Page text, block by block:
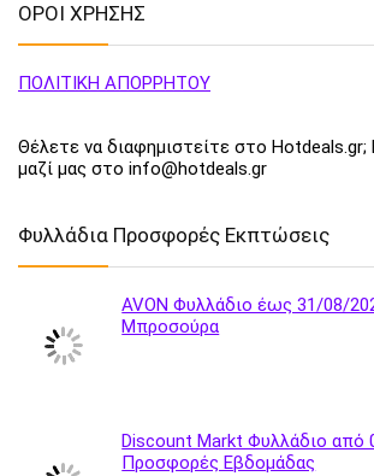
ΟΡΟΙ ΧΡΗΣΗΣ
ΠΟΛΙΤΙΚΗ ΑΠΟΡΡΗΤΟΥ
Θέλετε να διαφημιστείτε στο Hotdeals.gr;
μαζί μας στο info@hotdeals.gr
Φυλλάδια Προσφορές Εκπτώσεις
AVON Φυλλάδιο έως 31/08/
Μπροσούρα
Discount Markt Φυλλάδιο από
Προσφορές Εβδομάδας